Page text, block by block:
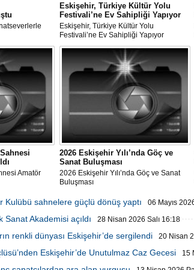
Eskişehir, Türkiye Kültür Yolu
Festivali’ne Ev Sahipliği Yapıyor
Eskişehir, Türkiye Kültür Yolu
Festivali’ne Ev Sahipliği Yapıyor
Amatör
2026 Eskişehir Yılı’nda Göç ve
Sanat Buluşması
2026 Eskişehir Yılı’nda Göç ve Sanat
Buluşması
Kulübü sahnelere güçlü dönüş yaptı 06 Mayıs
Sanat Akademisi açıldı 28 Nisan 2026 Salı 16:18
renkli dünyası Eskişehir’de sergilendi 20 Nisan
Eskişehir’de Unutulmaz Caz Gecesi 15